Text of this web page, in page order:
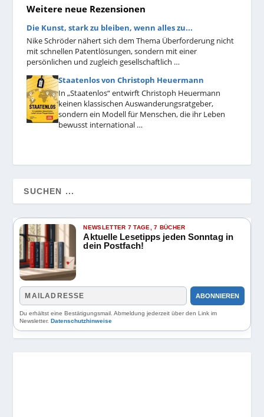
Weitere neue Rezensionen
Die Kunst, stark zu bleiben, wenn alles zu...
Nike Schröder nähert sich dem Thema Überforderung nicht
mit schnellen Patentlösungen, sondern mit einer
persönlichen und zugleich gesellschaftlich …
Staatenlos von Christoph Heuermann
In „Staatenlos“ entwirft Christoph Heuermann
keinen klassischen Auswanderungsratgeber,
sondern ein Modell für Menschen, die ihr Leben
bewusst international …
NEWSLETTER 7 TAGE, 7 BÜCHER
Aktuelle Lesetipps jeden Sonntag in
dein Postfach!
ABONNIEREN
Du erhältst eine Bestätigungsmail. Abmeldung jederzeit über den Link im
Newsletter. Datenschutzhinweise